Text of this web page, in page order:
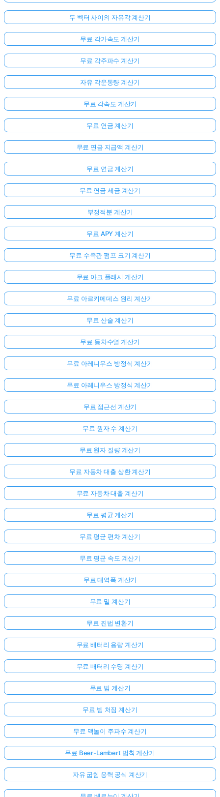
아
직
질
두 벡터 사이의 자유각 계산기
무료 각가속도 계산기
무료 각주파수 계산기
자유 각운동량 계산기
무료 각속도 계산기
무료 연금 계산기
무료 연금 지급액 계산기
무료 연금 계산기
무료 연금 세금 계산기
부정적분 계산기
무료 APY 계산기
무료 수족관 펌프 크기 계산기
무료 아크 플래시 계산기
무료 아르키메데스 원리 계산기
무료 산술 계산기
무료 등차수열 계산기
무료 아레니우스 방정식 계산기
무료 아레니우스 방정식 계산기
무료 점근선 계산기
무료 원자 수 계산기
무료 원자 질량 계산기
무료 자동차 대출 상환 계산기
무료 자동차 대출 계산기
무료 평균 계산기
무료 평균 편차 계산기
무료 평균 속도 계산기
무료 대역폭 계산기
무료 밑 계산기
무료 진법 변환기
무료 배터리 용량 계산기
무료 배터리 수명 계산기
무료 빔 계산기
무료 빔 처짐 계산기
무료 맥놀이 주파수 계산기
무료 Beer-Lambert 법칙 계산기
자유 굽힘 응력 공식 계산기